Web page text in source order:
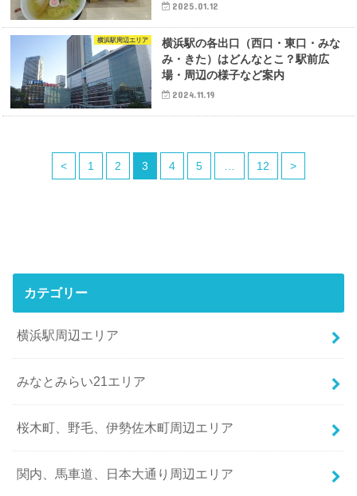
2025.01.12
横浜駅周辺エリア
横浜駅の各出口（西口・東口・みな
み・きた）はどんなとこ？駅前広
場・周辺の様子など案内
2024.11.19
< 1 2 3 4 5 … 12 >
カテゴリー
横浜駅周辺エリア
みなとみらい21エリア
桜木町、野毛、伊勢佐木町周辺エリア
関内、馬車道、日本大通り周辺エリア